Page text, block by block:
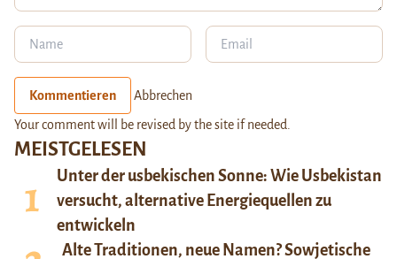
MEISTGELESEN
Unter der usbekischen Sonne: Wie Usbekistan
versucht, alternative Energiequellen zu
entwickeln
Alte Traditionen, neue Namen? Sowjetische
Kommentieren Abbrechen
Your comment will be revised by the site if needed.